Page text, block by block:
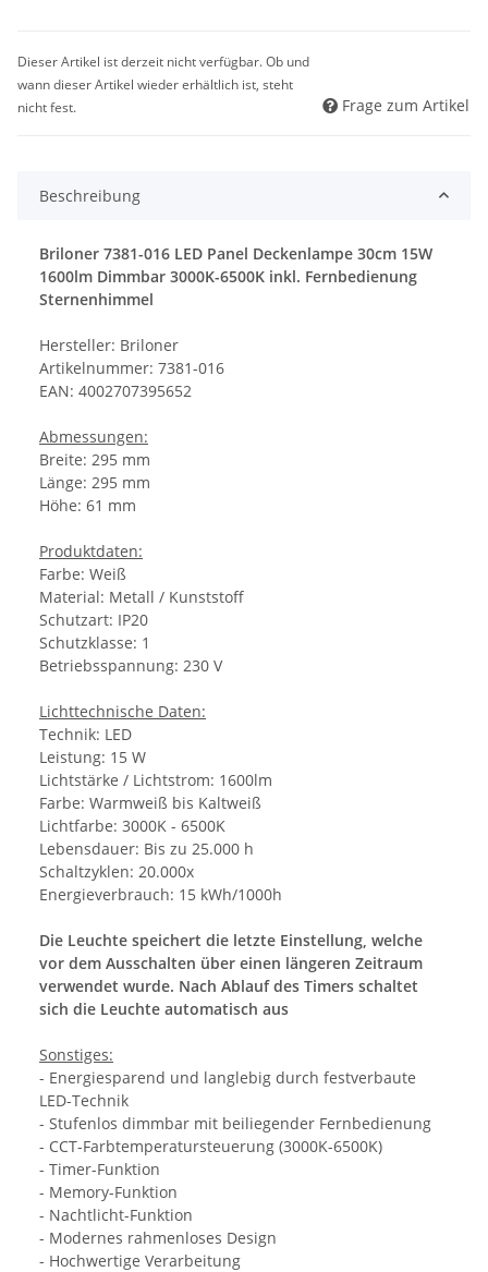
Dieser Artikel ist derzeit nicht verfügbar. Ob und
wann dieser Artikel wieder erhältlich ist, steht
nicht fest.
Frage zum Artikel
Beschreibung
Briloner 7381-016 LED Panel Deckenlampe 30cm 15W
1600lm Dimmbar 3000K-6500K inkl. Fernbedienung
Sternenhimmel
Hersteller: Briloner
Artikelnummer: 7381-016
EAN: 4002707395652
Abmessungen:
Breite: 295 mm
Länge: 295 mm
Höhe: 61 mm
Produktdaten:
Farbe: Weiß
Material: Metall / Kunststoff
Schutzart: IP20
Schutzklasse: 1
Betriebsspannung: 230 V
Lichttechnische Daten:
Technik: LED
Leistung: 15 W
Lichtstärke / Lichtstrom: 1600lm
Farbe: Warmweiß bis Kaltweiß
Lichtfarbe: 3000K - 6500K
Lebensdauer: Bis zu 25.000 h
Schaltzyklen: 20.000x
Energieverbrauch: 15 kWh/1000h
Die Leuchte speichert die letzte Einstellung, welche
vor dem Ausschalten über einen längeren Zeitraum
verwendet wurde. Nach Ablauf des Timers schaltet
sich die Leuchte automatisch aus
Sonstiges:
- Energiesparend und langlebig durch festverbaute
LED-Technik
- Stufenlos dimmbar mit beiliegender Fernbedienung
- CCT-Farbtemperatursteuerung (3000K-6500K)
- Timer-Funktion
- Memory-Funktion
- Nachtlicht-Funktion
- Modernes rahmenloses Design
- Hochwertige Verarbeitung